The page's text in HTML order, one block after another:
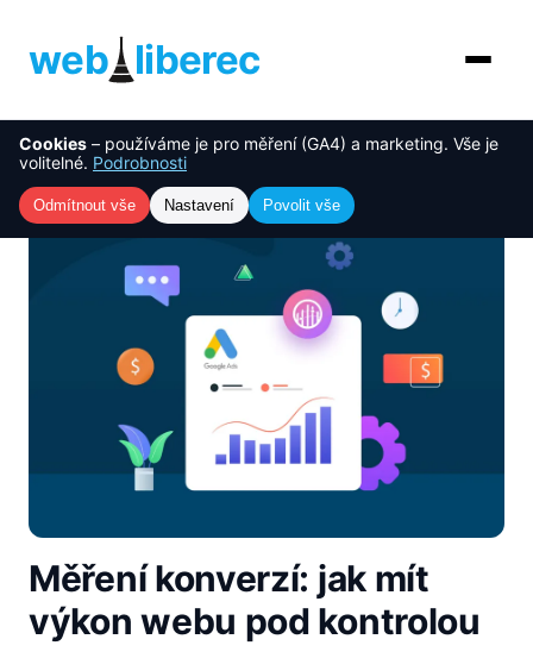
web liberec
O nás
Služby
NOVINKA
Cookies – používáme je pro měření (GA4) a marketing. Vše je
volitelné. Podrobnosti
Odmítnout vše Nastavení Povolit vše
Úvod› Blog›Měření konverzí: jak mít výkon webu pod
kontrolou
Měření konverzí: jak mít
výkon webu pod kontrolou